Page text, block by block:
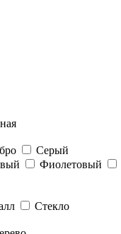
Серый
Фиолетовый
Стекло